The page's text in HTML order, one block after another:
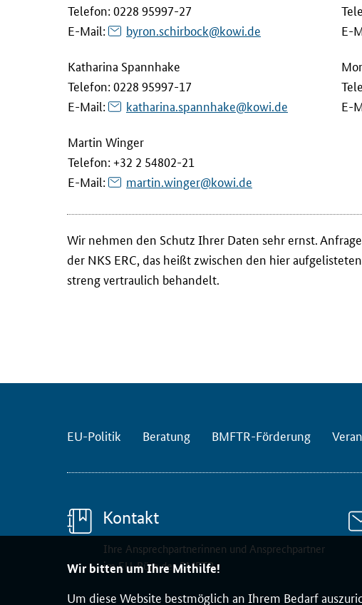
Wir bitten um Ihre Mithilfe!
Um diese Website bestmöglich an Ihrem Bedarf
a
m
o
m
E
-
B
ü
o
d
s
B
(
D
R
r
o
e
Telefon: 0228 95997-27
E-Mail: byron.schirbock@kowi.de
Katharina Spannhake
Telefon: 0228 95997-17
E-Mail: katharina.spannhake@kowi.de
Martin Winger
Telefon: +32 2 54802-21
E-Mail: martin.winger@kowi.de
E-
E-
Wir nehmen den Schutz Ihrer Daten sehr ernst.
der NKS ERC, das heißt zwischen den hier
streng vertraulich behandelt.
EU-Politik Beratung BMFTR-Förderung
Kontakt
Ihre Ansprechpartnerinnen und Ansprechpartner
im EU-Büro des BMFTR